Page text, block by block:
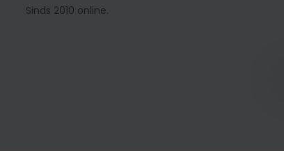
Sinds 2010 online.